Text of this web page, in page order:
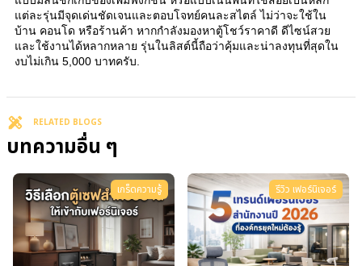
แต่ละรุ่นมีจุดเด่นชัดเจนและตอบโจทย์คนละสไตล์ ไม่ว่าจะใช้ใน
บ้าน คอนโด หรือร้านค้า หากกำลังมองหาตู้โชว์ราคาดี ดีไซน์สวย
และใช้งานได้หลากหลาย รุ่นในลิสต์นี้ถือว่าคุ้มและน่าลงทุนที่สุดใน
งบไม่เกิน 5,000 บาทครับ.
RELATED BLOGS
บทความอื่น ๆ
เกร็ดความรู้ รีวิว เฟอร์นิเจอร์